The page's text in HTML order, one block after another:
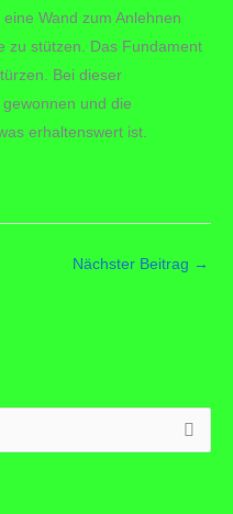
Wand zum Anlehnen
zu stützen. Das Fundament
Bei dieser
und die
erhaltenswert ist.
Nächster Beitrag →